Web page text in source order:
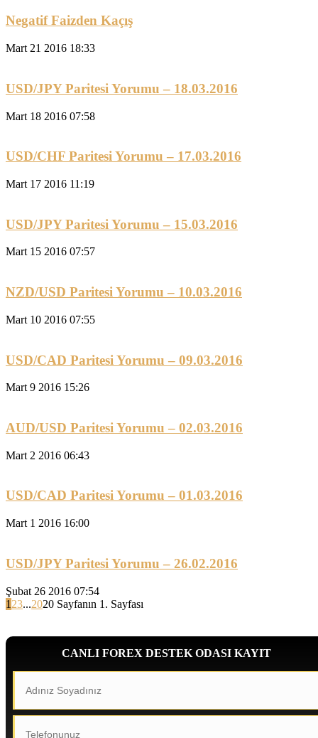
Negatif Faizden Kaçış
Mart 21 2016 18:33
USD/JPY Paritesi Yorumu – 18.03.2016
Mart 18 2016 07:58
USD/CHF Paritesi Yorumu – 17.03.2016
Mart 17 2016 11:19
USD/JPY Paritesi Yorumu – 15.03.2016
Mart 15 2016 07:57
NZD/USD Paritesi Yorumu – 10.03.2016
Mart 10 2016 07:55
USD/CAD Paritesi Yorumu – 09.03.2016
Mart 9 2016 15:26
AUD/USD Paritesi Yorumu – 02.03.2016
Mart 2 2016 06:43
USD/CAD Paritesi Yorumu – 01.03.2016
Mart 1 2016 16:00
USD/JPY Paritesi Yorumu – 26.02.2016
Şubat 26 2016 07:54
1 23...2020 Sayfanın 1. Sayfası
CANLI FOREX DESTEK ODASI KAYIT